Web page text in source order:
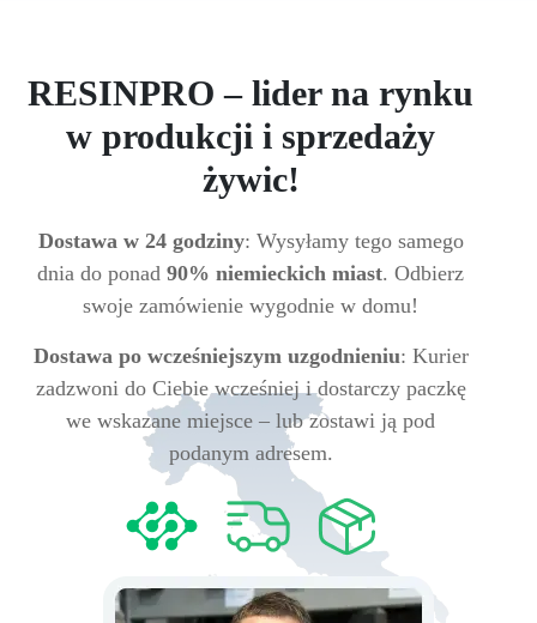
RESINPRO – lider na rynku
w produkcji i sprzedaży
żywic!
Dostawa w 24 godziny: Wysyłamy tego samego
dnia do ponad 90% niemieckich miast. Odbierz
swoje zamówienie wygodnie w domu!
Dostawa po wcześniejszym uzgodnieniu: Kurier
zadzwoni do Ciebie wcześniej i dostarczy paczkę
we wskazane miejsce – lub zostawi ją pod
podanym adresem.